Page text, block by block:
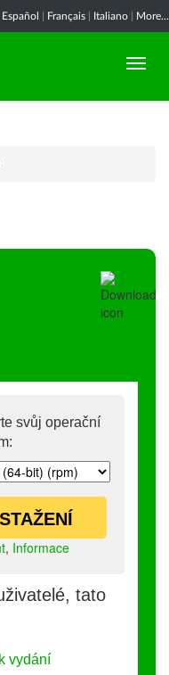
Español Français Italiano More...
svůj operační
STAŽENÍ
, Informace
tato
vydání